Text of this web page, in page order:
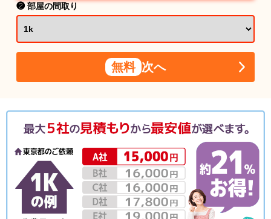
❷ 部屋の間取り
無料 次へ